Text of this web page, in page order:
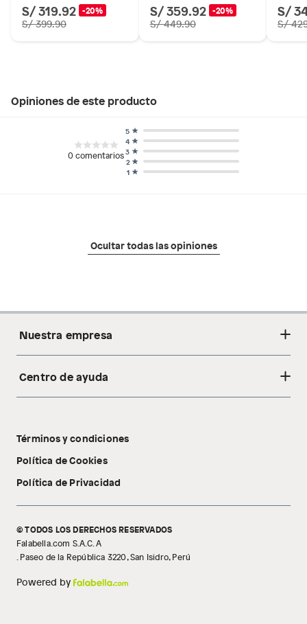
S/ 319.92 -20%
S/ 399.90
S/ 359.92 -20%
S/ 449.90
S/
S/
Opiniones de este producto
0comentarios
1
2
3
4
5
Ocultar todas las opiniones
Nuestra empresa
Acerca de nosotros
Tecnología Pillow Walk
Centro de ayuda
Libro de reclamaciones
Términos y condiciones
Política de Cookies
Política de Privacidad
© TODOS LOS DERECHOS RESERVADOS
Falabella.com S.A.C. A
. Paseo de la República 3220, San Isidro, Perú
Powered by